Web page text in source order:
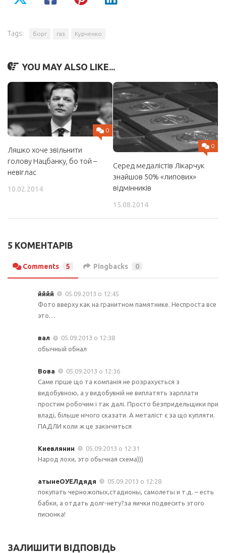
Tags: борг газ Курченко
YOU MAY ALSO LIKE...
0
Ляшко хоче звільнити
голову Нацбанку, бо той –
невіглас
10.02.2014
0
Серед медалістів Лікарчук
знайшов 50% «липових»
відмінників
15.08.2014
5 КОМЕНТАРІВ
Comments 5 Pingbacks 0
йййй
05.09.2013 о 12:45
Фото вверху как на гранитном памятнике. Неспроста все
это…
вал
05.09.2013 о 12:38
обычный обнал
Вова
05.09.2013 о 12:36
Cаме гірше що та компанія не розрахується з
видобувною, а у видобувній не виплатять зарплати
простим робочим і так далі. Просто безпридельщики при
владі, більше нічого сказати. А металіст є за що купляти.
ПАДЛИ коли ж це закінчиться
Киевлянин
05.09.2013 о 12:31
Народ лохи, это обычная схема)))
атынеОУЕЛдядя
05.09.2013 о 12:28
покупать черножопых,стадионы, самолеты и т.д. – есть
бабки, а отдать долг-нету?за яички подвесить этого
писюнка!
ЗАЛИШИТИ ВІДПОВІДЬ